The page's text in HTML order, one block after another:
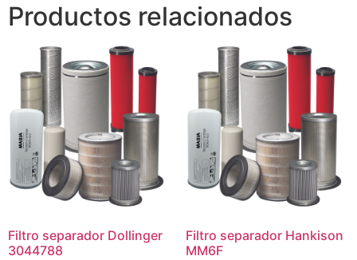
Productos relacionados
Filtro separador Dollinger
3044788
Filtro separador Hankison
MM6F